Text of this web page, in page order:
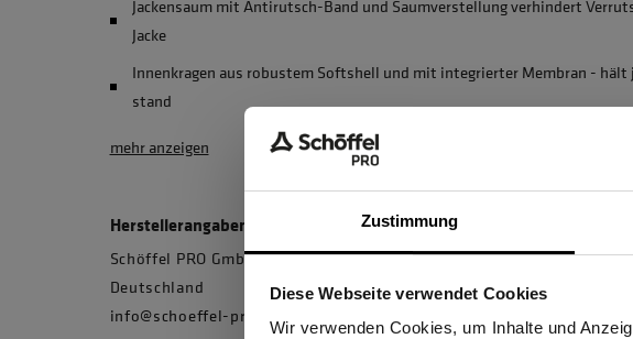
Zustimmung
Diese Webseite verwendet Cookies
Wir verwenden Cookies, um Inhalte und
Jackensaum mit Antirutsch-Band und Saumverstellung verhindert
Jacke
Innenkragen aus robustem Softshell und mit integrierter Membran - hält
stand
mehr anzeigen
Herstellerangaben
Schöffel PRO GmbH, Albert-Einstein-Strasse 1, 86830
Deutschland
info@schoeffel-pro.com
Sind
Ich bestätige, dass ich